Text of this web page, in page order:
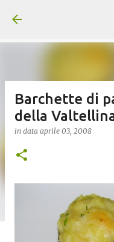
Barchette di
della
in data aprile 03, 2008